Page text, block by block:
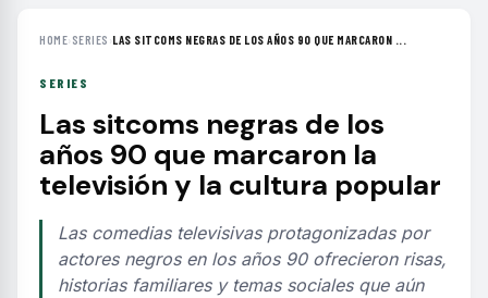
HOME› SERIES ›LAS SITCOMS NEGRAS DE LOS AÑOS 90 QUE MARCARON ...
SERIES
Las sitcoms negras de los
años 90 que marcaron la
televisión y la cultura popular
Las comedias televisivas protagonizadas por
actores negros en los años 90 ofrecieron risas,
historias familiares y temas sociales que aún